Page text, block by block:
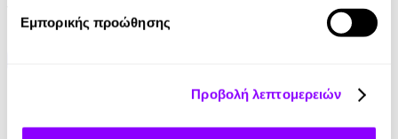
Εμπορικής προώθησης
Προβολή λεπτομερειών